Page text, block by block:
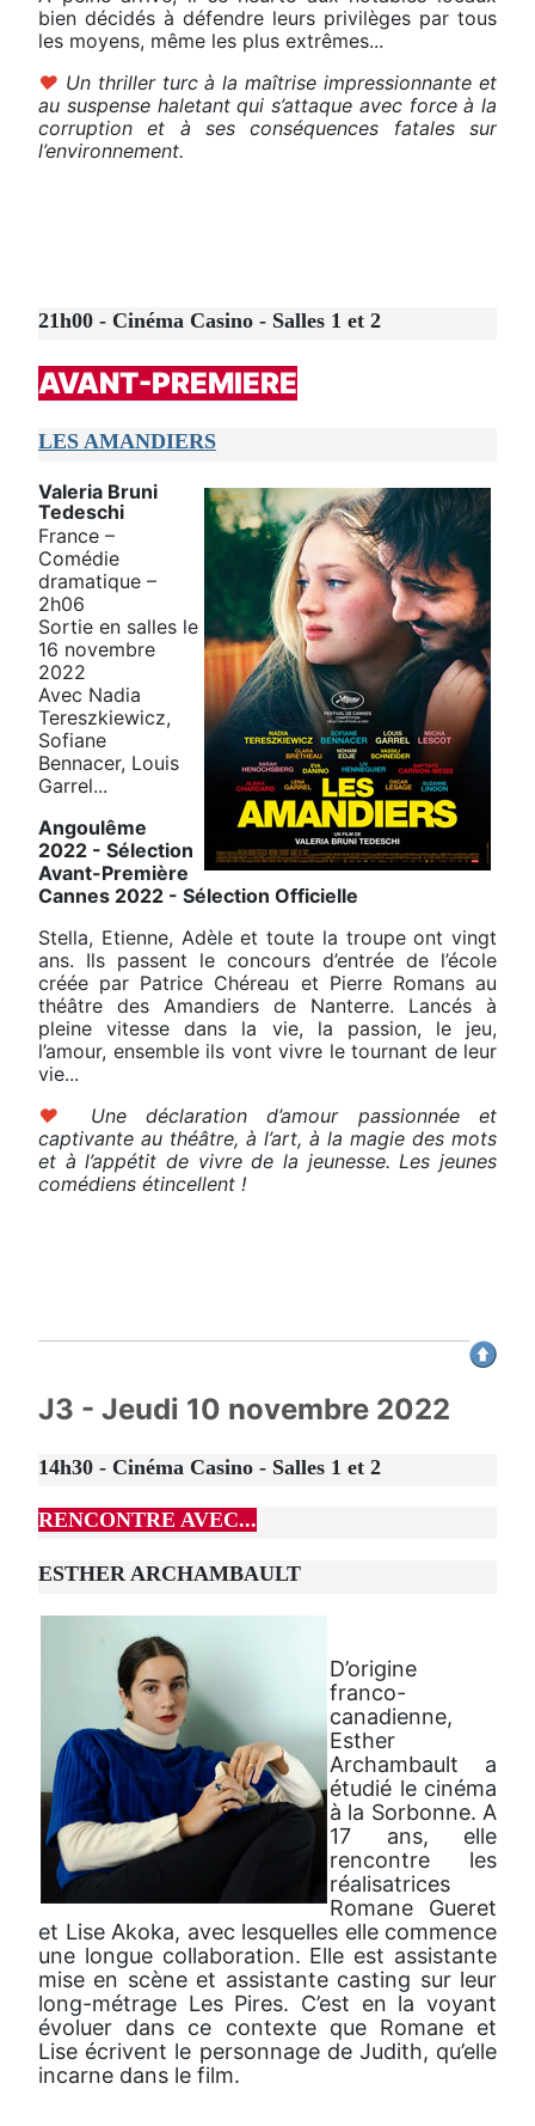
bien décidés à défendre leurs privilèges par tous
les moyens, même les plus extrêmes...
♥ Un thriller turc à la maîtrise impressionnante et
au suspense haletant qui s’attaque avec force à la
corruption et à ses conséquences fatales sur
l’environnement.
21h00 - Cinéma Casino - Salles 1 et 2
AVANT-PREMIERE
LES AMANDIERS
Valeria Bruni
Tedeschi
France –
Comédie
dramatique –
2h06
Sortie en salles le
16 novembre
2022
Avec Nadia
Tereszkiewicz,
Sofiane
Bennacer, Louis
Garrel...
Angoulême
2022 - Sélection
Avant-Première
Cannes 2022 - Sélection Officielle
Stella, Etienne, Adèle et toute la troupe ont vingt
ans. Ils passent le concours d’entrée de l’école
créée par Patrice Chéreau et Pierre Romans au
théâtre des Amandiers de Nanterre. Lancés à
pleine vitesse dans la vie, la passion, le jeu,
l’amour, ensemble ils vont vivre le tournant de leur
vie...
♥
Une déclaration d’amour passionnée et
captivante au théâtre, à l’art, à la magie des mots
et à l’appétit de vivre de la jeunesse. Les jeunes
comédiens étincellent !
J3 - Jeudi 10 novembre 2022
14h30 - Cinéma Casino - Salles 1 et 2
RENCONTRE AVEC...
ESTHER ARCHAMBAULT
D’origine
franco-
canadienne,
Esther
Archambault a
étudié le cinéma
à la Sorbonne. A
17 ans, elle
rencontre les
réalisatrices
Romane Gueret
et Lise Akoka, avec lesquelles elle commence
une longue collaboration. Elle est assistante
mise en scène et assistante casting sur leur
long-métrage Les Pires. C’est en la voyant
évoluer dans ce contexte que Romane et
Lise écrivent le personnage de Judith, qu’elle
incarne dans le film.